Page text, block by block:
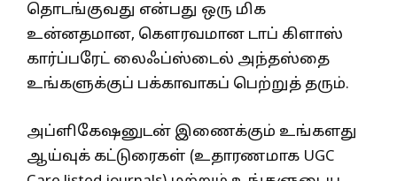
தொடங்குவது என்பது ஒரு மிக
உன்னதமான, கௌரவமான டாப் கிளாஸ்
கார்ப்பரேட் லைஃப்ஸ்டைல் அந்தஸ்தை
உங்களுக்குப் பக்காவாகப் பெற்றுத் தரும்.
அப்ளிகேஷனுடன் இணைக்கும் உங்களது
ஆய்வுக் கட்டுரைகள் (உதாரணமாக UGC